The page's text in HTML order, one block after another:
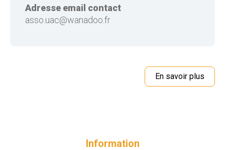
Adresse email contact
asso.uac@wanadoo.fr
En savoir plus
Information